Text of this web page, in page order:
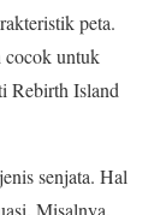
peta.
cocok untuk
Rebirth Island
senjata. Hal